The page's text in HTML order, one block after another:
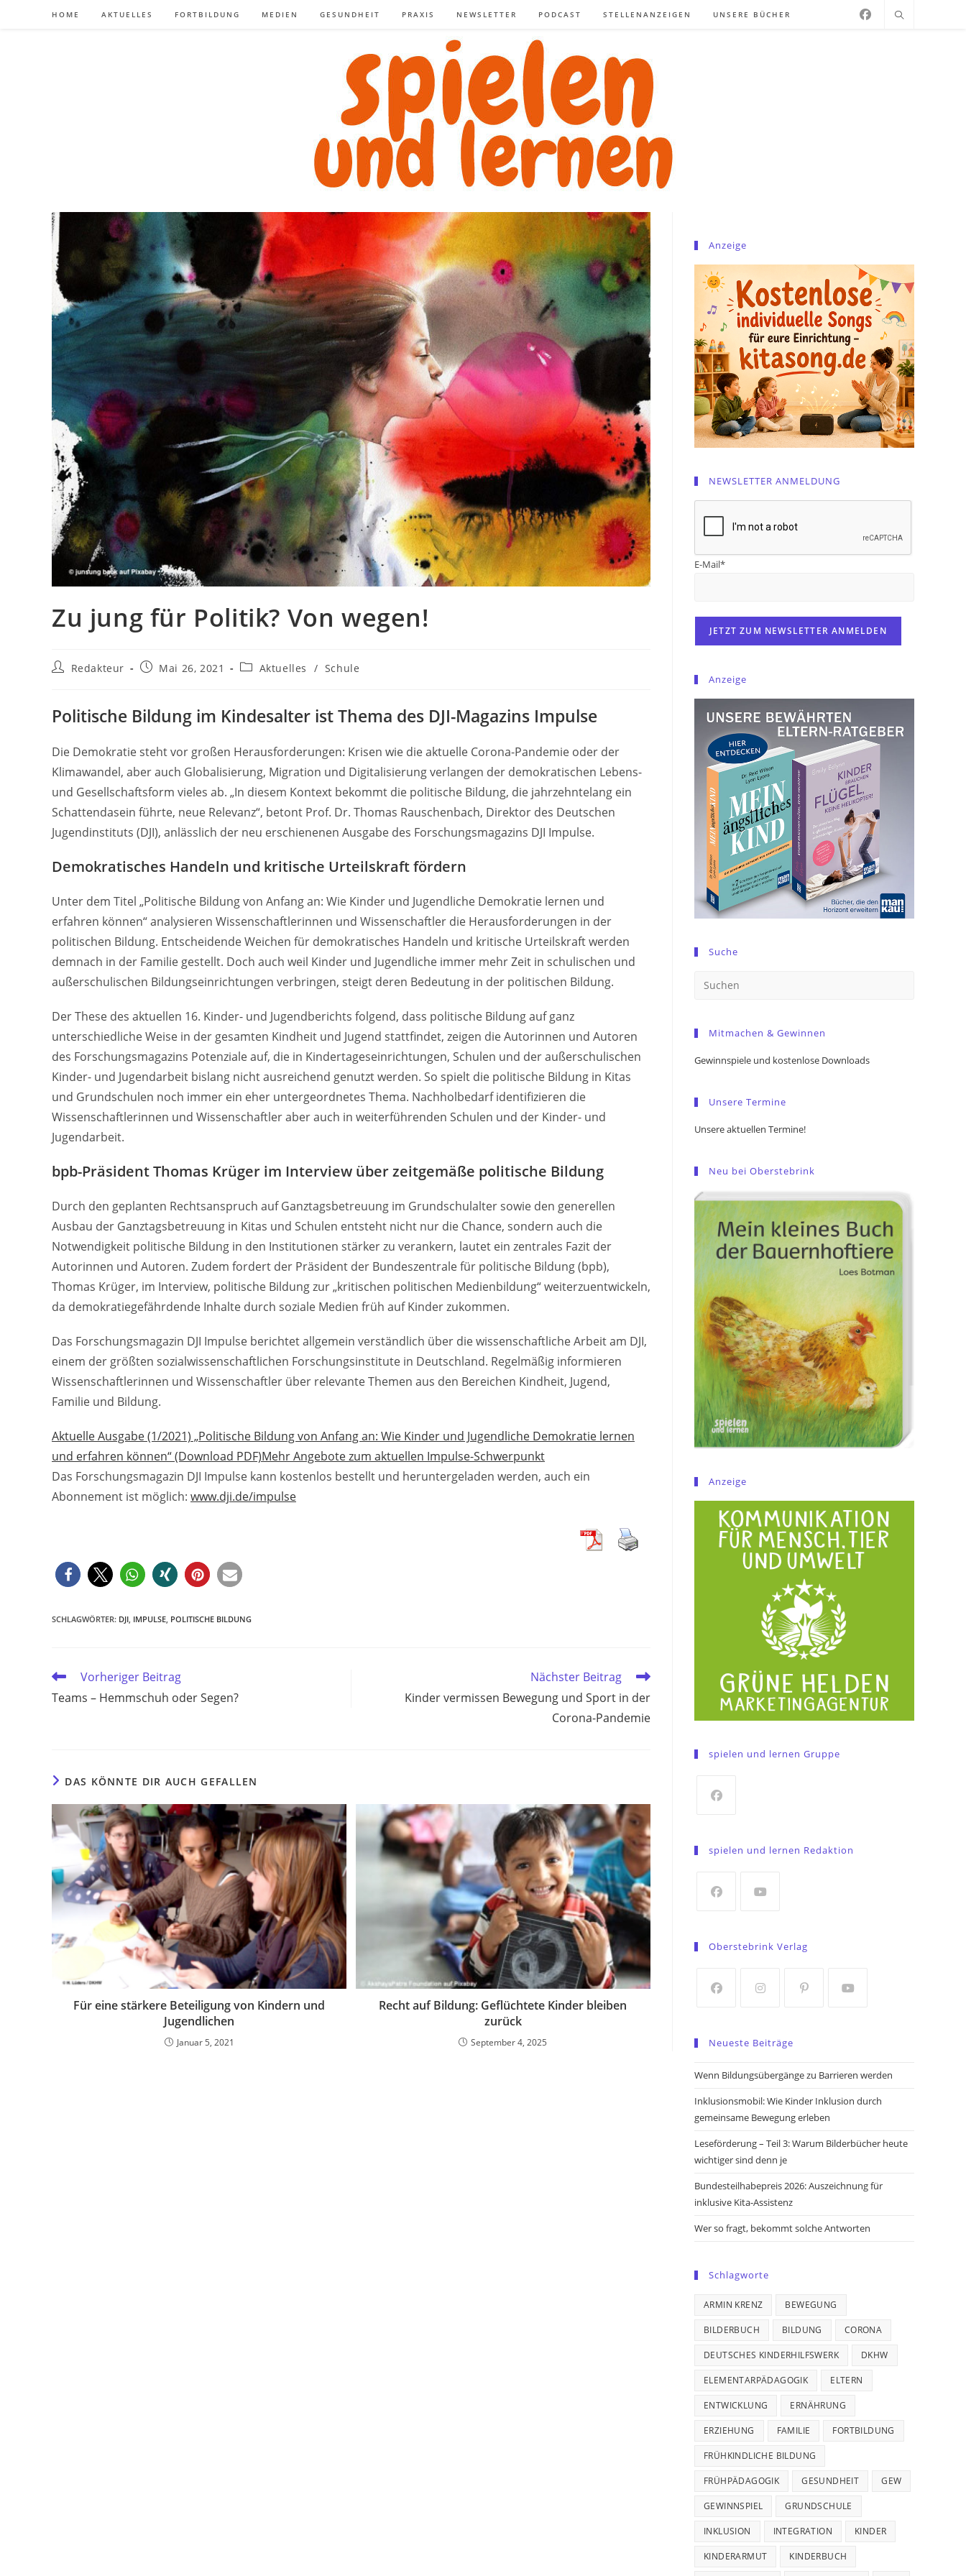
HOME AKTUELLES FORTBILDUNG MEDIEN GESUNDHEIT PRAXIS NEWSLETTER PODCAST STELLENANZEIGEN UNSERE BÜCHER
Zu jung für Politik? Von wegen!
Beitrags-
Redakteur
BeitragMai 26, 2021
Beitrags-
Aktuelles / Schule
Politische Bildung im Kindesalter ist Thema des DJI-Magazins Impulse
Die Demokratie steht vor großen Herausforderungen: Krisen wie die aktuelle Corona-Pandemie oder der
Klimawandel, aber auch Globalisierung, Migration und Digitalisierung verlangen der demokratischen Lebens-
und Gesellschaftsform vieles ab. „In diesem Kontext bekommt die politische Bildung, die jahrzehntelang ein
Schattendasein führte, neue Relevanz“, betont Prof. Dr. Thomas Rauschenbach, Direktor des Deutschen
Jugendinstituts (DJI), anlässlich der neu erschienenen Ausgabe des Forschungsmagazins DJI Impulse.
Demokratisches Handeln und kritische Urteilskraft fördern
Unter dem Titel „Politische Bildung von Anfang an: Wie Kinder und Jugendliche Demokratie lernen und
erfahren können“ analysieren Wissenschaftlerinnen und Wissenschaftler die Herausforderungen in der
politischen Bildung. Entscheidende Weichen für demokratisches Handeln und kritische Urteilskraft werden
demnach in der Familie gestellt. Doch auch weil Kinder und Jugendliche immer mehr Zeit in schulischen und
außerschulischen Bildungseinrichtungen verbringen, steigt deren Bedeutung in der politischen Bildung.
Der These des aktuellen 16. Kinder- und Jugendberichts folgend, dass politische Bildung auf ganz
unterschiedliche Weise in der gesamten Kindheit und Jugend stattfindet, zeigen die Autorinnen und Autoren
des Forschungsmagazins Potenziale auf, die in Kindertageseinrichtungen, Schulen und der außerschulischen
Kinder- und Jugendarbeit bislang nicht ausreichend genutzt werden. So spielt die politische Bildung in Kitas
und Grundschulen noch immer ein eher untergeordnetes Thema. Nachholbedarf identifizieren die
Wissenschaftlerinnen und Wissenschaftler aber auch in weiterführenden Schulen und der Kinder- und
Jugendarbeit.
bpb-Präsident Thomas Krüger im Interview über zeitgemäße politische Bildung
Durch den geplanten Rechtsanspruch auf Ganztagsbetreuung im Grundschulalter sowie den generellen
Ausbau der Ganztagsbetreuung in Kitas und Schulen entsteht nicht nur die Chance, sondern auch die
Notwendigkeit politische Bildung in den Institutionen stärker zu verankern, lautet ein zentrales Fazit der
Autorinnen und Autoren. Zudem fordert der Präsident der Bundeszentrale für politische Bildung (bpb),
Thomas Krüger, im Interview, politische Bildung zur „kritischen politischen Medienbildung“ weiterzuentwickeln,
da demokratiegefährdende Inhalte durch soziale Medien früh auf Kinder zukommen.
Das Forschungsmagazin DJI Impulse berichtet allgemein verständlich über die wissenschaftliche Arbeit am DJI,
einem der größten sozialwissenschaftlichen Forschungsinstitute in Deutschland. Regelmäßig informieren
Wissenschaftlerinnen und Wissenschaftler über relevante Themen aus den Bereichen Kindheit, Jugend,
Familie und Bildung.
Aktuelle Ausgabe (1/2021) „Politische Bildung von Anfang an: Wie Kinder und Jugendliche Demokratie lernen
und erfahren können“ (Download PDF)Mehr Angebote zum aktuellen Impulse-Schwerpunkt
Das Forschungsmagazin DJI Impulse kann kostenlos bestellt und heruntergeladen werden, auch ein
Abonnement ist möglich: www.dji.de/impulse
SCHLAGWÖRTER: DJI IMPULSE POLITISCHE BILDUNG
Weitere
ansehen
Vorheriger Beitrag
Teams – Hemmschuh oder Segen?
Nächster Beitrag
Kinder vermissen Bewegung und Sport in der
Corona-Pandemie
DAS KÖNNTE DIR AUCH GEFALLEN
Für eine stärkere Beteiligung von Kindern und
Jugendlichen
Januar 5, 2021
Recht auf Bildung: Geflüchtete Kinder bleiben
zurück
September 4, 2025
Anzeige
NEWSLETTER ANMELDUNG
E-Mail*
Anzeige
Suche
Mitmachen & Gewinnen
Gewinnspiele und kostenlose Downloads
Unsere Termine
Unsere aktuellen Termine!
Neu bei Oberstebrink
Anzeige
spielen und lernen Gruppe
a
tab
spielen und lernen Redaktion
a
tab
Oberstebrink Verlag
a
new
a
new
new
Neueste Beiträge
Wenn Bildungsübergänge zu Barrieren werden
Inklusionsmobil: Wie Kinder Inklusion durch
gemeinsame Bewegung erleben
Leseförderung – Teil 3: Warum Bilderbücher heute
wichtiger sind denn je
Bundesteilhabepreis 2026: Auszeichnung für
inklusive Kita-Assistenz
Wer so fragt, bekommt solche Antworten
Schlagworte
ARMIN KRENZ BEWEGUNG
BILDERBUCH BILDUNG CORONA
DEUTSCHES KINDERHILFSWERK DKHW
ELEMENTARPÄDAGOGIK ELTERN
ENTWICKLUNG ERNÄHRUNG
ERZIEHUNG FAMILIE FORTBILDUNG
FRÜHKINDLICHE BILDUNG
FRÜHPÄDAGOGIK GESUNDHEIT GEW
GEWINNSPIEL GRUNDSCHULE
INKLUSION INTEGRATION KINDER
KINDERARMUT KINDERBUCH